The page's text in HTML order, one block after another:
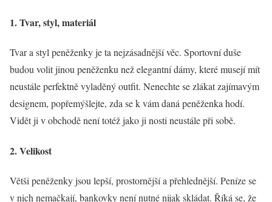
1. Tvar, styl, materiál
Tvar a styl peněženky je ta nejzásadnější věc. Sportovní duše
budou volit jinou peněženku než elegantní dámy, které musejí mít
neustále perfektně vyladěný outfit. Nenechte se zlákat zajímavým
designem, popřemýšlejte, zda se k vám daná peněženka hodí.
Vidět ji v obchodě není totéž jako ji nosti neustále při sobě.
2. Velikost
Větši peněženky jsou lepší, prostornější a přehlednější. Peníze se
v nich nemačkají, bankovky není nutné nijak skládat. Říká se, že